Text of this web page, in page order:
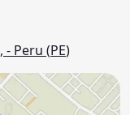
, - Peru (PE)